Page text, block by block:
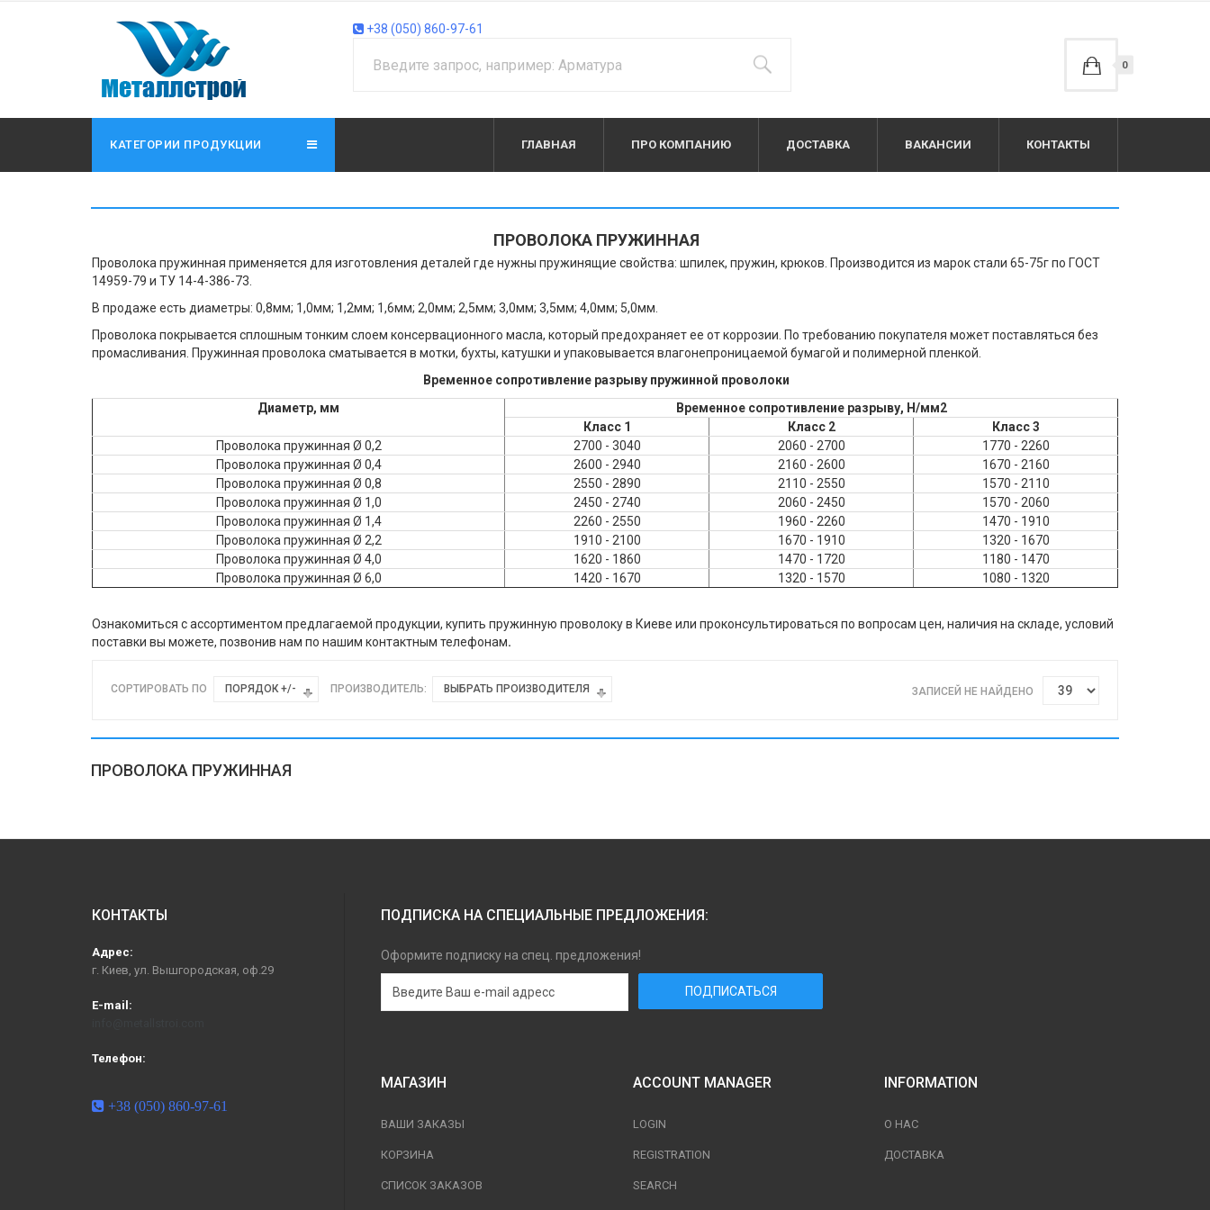
+38 (050) 860-97-61
0
КАТЕГОРИИ ПРОДУКЦИИ ГЛАВНАЯ ПРО КОМПАНИЮ ДОСТАВКА ВАКАНСИИ КОНТАКТЫ
ПРОВОЛОКА ПРУЖИННАЯ
Проволока пружинная применяется для изготовления деталей где нужны пружинящие свойства: шпилек, пружин, крюков. Производится из марок стали 65-75г по ГОСТ
14959-79 и ТУ 14-4-386-73.
В продаже есть диаметры: 0,8мм; 1,0мм; 1,2мм; 1,6мм; 2,0мм; 2,5мм; 3,0мм; 3,5мм; 4,0мм; 5,0мм.
Проволока покрывается сплошным тонким слоем консервационного масла, который предохраняет ее от коррозии. По требованию покупателя может поставляться без
промасливания. Пружинная проволока сматывается в мотки, бухты, катушки и упаковывается влагонепроницаемой бумагой и полимерной пленкой.
Временное сопротивление разрыву пружинной проволоки
Диаметр, мм
Временное сопротивление разрыву, Н/мм2
Класс 1
Класс 2
Класс 3
Проволока пружинная Ø 0,2
2700 - 3040 2060 - 2700
1770 - 2260
Проволока пружинная Ø 0,4
2600 - 2940 2160 - 2600
1670 - 2160
Проволока пружинная Ø 0,8
2550 - 2890 2110 - 2550
1570 - 2110
Проволока пружинная Ø 1,0
2450 - 2740 2060 - 2450
1570 - 2060
Проволока пружинная Ø 1,4
2260 - 2550 1960 - 2260
1470 - 1910
Проволока пружинная Ø 2,2
1910 - 2100 1670 - 1910
1320 - 1670
Проволока пружинная Ø 4,0
1620 - 1860 1470 - 1720
1180 - 1470
Проволока пружинная Ø 6,0
1420 - 1670 1320 - 1570 1080 - 1320
Ознакомиться с ассортиментом предлагаемой продукции, купить пружинную проволоку в Киеве или проконсультироваться по вопросам цен, наличия на складе, условий
поставки вы можете, позвонив нам по нашим контактным телефонам.
СОРТИРОВАТЬ ПО ПОРЯДОК +/- ПРОИЗВОДИТЕЛЬ: ВЫБРАТЬ ПРОИЗВОДИТЕЛЯ ЗАПИСЕЙ НЕ НАЙДЕНО
ПРОВОЛОКА ПРУЖИННАЯ
КОНТАКТЫ
Адрес:
г. Киев, ул. Вышгородская, оф.29
E-mail:
Телефон:
+38 (050) 860-97-61
ПОДПИСКА НА СПЕЦИАЛЬНЫЕ ПРЕДЛОЖЕНИЯ:
Оформите подписку на спец. предложения!
МАГАЗИН
ВАШИ ЗАКАЗЫ
КОРЗИНА
СПИСОК ЗАКАЗОВ
ACCOUNT MANAGER
LOGIN
REGISTRATION
SEARCH
INFORMATION
О НАС
ДОСТАВКА